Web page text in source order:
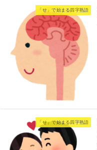
「せ」で始まる四字熟語
「せ」で始まる四字熟語